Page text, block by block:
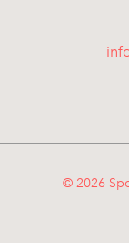
© 2026